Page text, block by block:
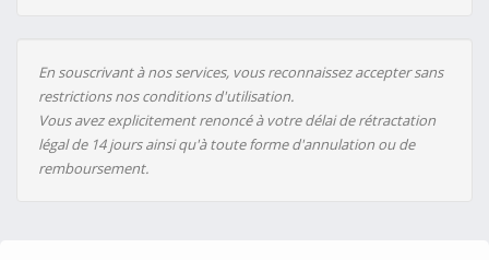
En souscrivant à nos services, vous reconnaissez accepter sans
restrictions nos conditions d'utilisation.
Vous avez explicitement renoncé à votre délai de rétractation
légal de 14 jours ainsi qu'à toute forme d'annulation ou de
remboursement.